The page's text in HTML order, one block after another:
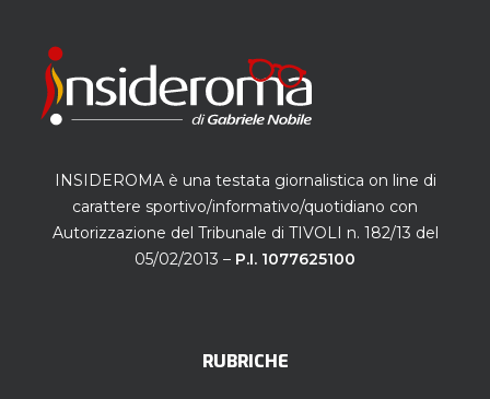
INSIDEROMA è una testata giornalistica on line di
carattere sportivo/informativo/quotidiano con
Autorizzazione del Tribunale di TIVOLI n. 182/13 del
05/02/2013 – P.I. 1077625100
RUBRICHE